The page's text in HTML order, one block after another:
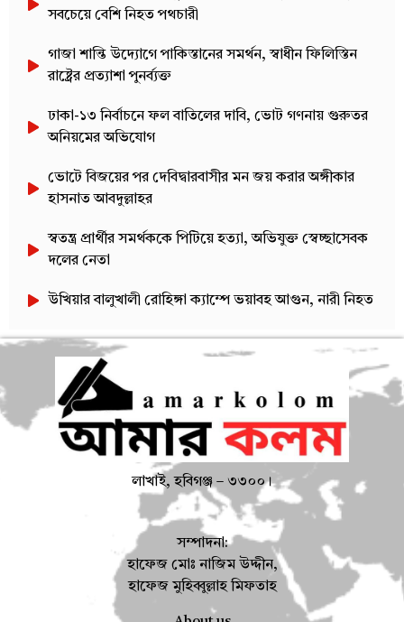
সবচেয়ে বেশি নিহত পথচারী
গাজা শান্তি উদ্যোগে পাকিস্তানের সমর্থন, স্বাধীন ফিলিস্তিন
রাষ্ট্রের প্রত্যাশা পুনর্ব্যক্ত
ঢাকা-১৩ নির্বাচনে ফল বাতিলের দাবি, ভোট গণনায় গুরুতর
অনিয়মের অভিযোগ
ভোটে বিজয়ের পর দেবিদ্বারবাসীর মন জয় করার অঙ্গীকার
হাসনাত আবদুল্লাহর
স্বতন্ত্র প্রার্থীর সমর্থককে পিটিয়ে হত্যা, অভিযুক্ত স্বেচ্ছাসেবক
দলের নেতা
উখিয়ার বালুখালী রোহিঙ্গা ক্যাম্পে ভয়াবহ আগুন, নারী নিহত
লাখাই, হবিগঞ্জ – ৩৩০০।
সম্পাদনা:
হাফেজ মোঃ নাজিম উদ্দীন,
হাফেজ মুহিব্বুল্লাহ মিফতাহ